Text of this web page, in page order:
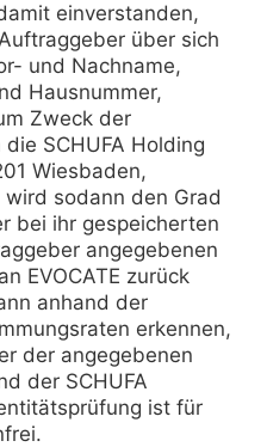
einverstanden,
über sich
und Nachname,
Hausnummer,
Zweck der
SCHUFA Holding
Wiesbaden,
wird sodann den Grad
bei ihr gespeicherten
angegebenen
EVOCATE zurück
anhand der
erkennen,
der angegebenen
der SCHUFA
ist für